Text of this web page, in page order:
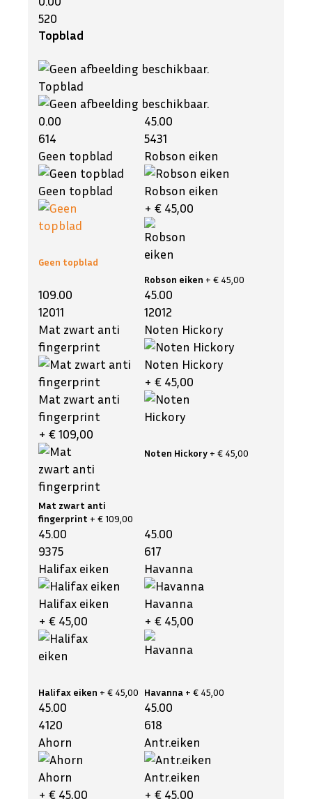
520
Topblad
Topblad
0.00
614
Geen topblad
Geen topblad
Geen topblad
45.00
5431
Robson eiken
Robson eiken
+ € 45,00
Robson eiken + € 45,00
109.00
12011
Mat zwart anti
fingerprint
Mat zwart anti
fingerprint
+ € 109,00
Mat zwart anti
fingerprint + € 109,00
45.00
12012
Noten Hickory
Noten Hickory
+ € 45,00
Noten Hickory + € 45,00
45.00
9375
Halifax eiken
Halifax eiken
+ € 45,00
Halifax eiken + € 45,00
45.00
617
Havanna
Havanna
+ € 45,00
Havanna + € 45,00
45.00
4120
Ahorn
Ahorn
+ € 45,00
45.00
618
Antr.eiken
Antr.eiken
+ € 45,00